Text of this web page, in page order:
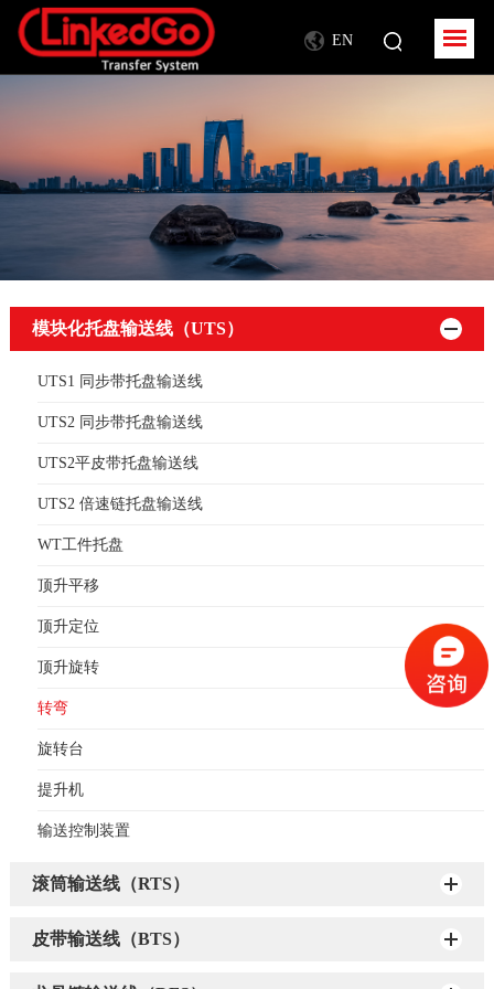
EN
模块化托盘输送线（UTS）
UTS1 同步带托盘输送线
UTS2 同步带托盘输送线
UTS2平皮带托盘输送线
UTS2 倍速链托盘输送线
WT工件托盘
顶升平移
顶升定位
顶升旋转
转弯
旋转台
提升机
输送控制装置
滚筒输送线（RTS）
皮带输送线（BTS）